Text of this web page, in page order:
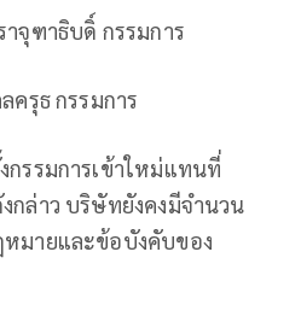
จุฑาธิบดิ์ กรรมการ
ครุธ กรรมการ
กรรมการเข้าใหม่แทนที่
กล่าว บริษัทยังคงมีจำนวน
หมายและข้อบังคับของ